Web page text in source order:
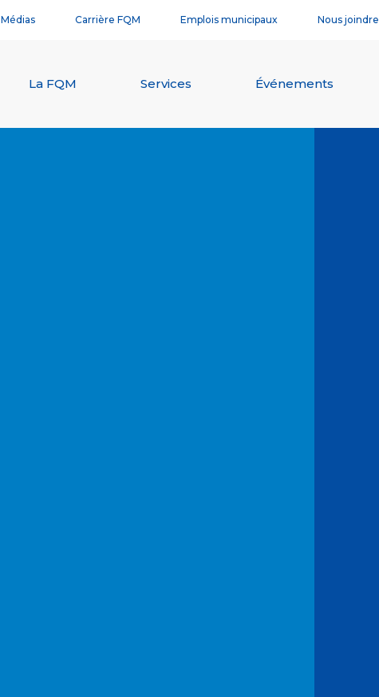
Médias Carrière FQM Emplois municipaux Nous joindre
La FQM Services Événements